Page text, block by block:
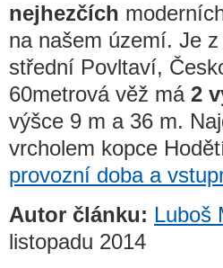
nejhezčích
na našem území. Je
střední Povltaví,
60metrová věž má 2
výšce 9 m a 36 m.
vrcholem kopce
provozní doba a
Autor článku: Luboš
listopadu 2014